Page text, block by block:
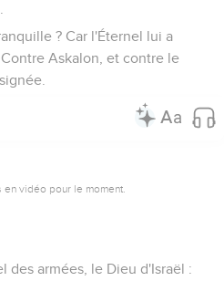
? Car l'Éternel lui a
Askalon, et contre le
vidéo pour le moment.
des armées, le Dieu d'Israël :